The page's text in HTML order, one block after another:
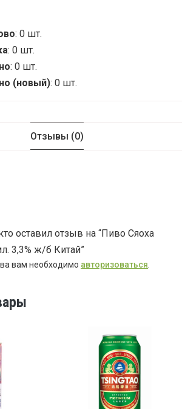
: 0 шт.
: 0 шт.
: 0 шт.
(новый): 0 шт.
Отзывы (0)
оставил отзыв на “Пиво Сяоха
3,3% ж/б Китай”
вам необходимо авторизоваться